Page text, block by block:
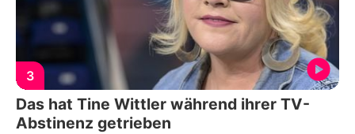
3
Das hat Tine Wittler während ihrer TV-
Abstinenz getrieben